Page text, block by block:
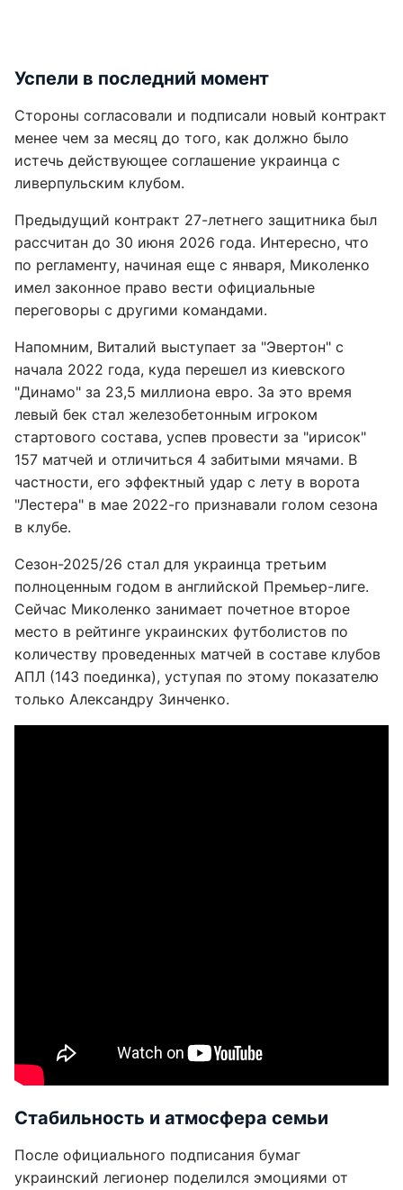
Успели в последний момент
Стороны согласовали и подписали новый контракт
менее чем за месяц до того, как должно было
истечь действующее соглашение украинца с
ливерпульским клубом.
Предыдущий контракт 27-летнего защитника был
рассчитан до 30 июня 2026 года. Интересно, что
по регламенту, начиная еще с января, Миколенко
имел законное право вести официальные
переговоры с другими командами.
Напомним, Виталий выступает за "Эвертон" с
начала 2022 года, куда перешел из киевского
"Динамо" за 23,5 миллиона евро. За это время
левый бек стал железобетонным игроком
стартового состава, успев провести за "ирисок"
157 матчей и отличиться 4 забитыми мячами. В
частности, его эффектный удар с лету в ворота
"Лестера" в мае 2022-го признавали голом сезона
в клубе.
Сезон-2025/26 стал для украинца третьим
полноценным годом в английской Премьер-лиге.
Сейчас Миколенко занимает почетное второе
место в рейтинге украинских футболистов по
количеству проведенных матчей в составе клубов
АПЛ (143 поединка), уступая по этому показателю
только Александру Зинченко.
Стабильность и атмосфера семьи
После официального подписания бумаг
украинский легионер поделился эмоциями от